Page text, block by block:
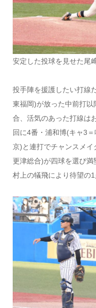
安定した投球を見せた尾
投手陣を援護したい打線
東福岡)が放った中前打
合、活気のあった打線は
回に4番・浦和博(キャ3
京)と連打でチャンスメ
更津総合)が四球を選び満
村上の犠飛により待望の1